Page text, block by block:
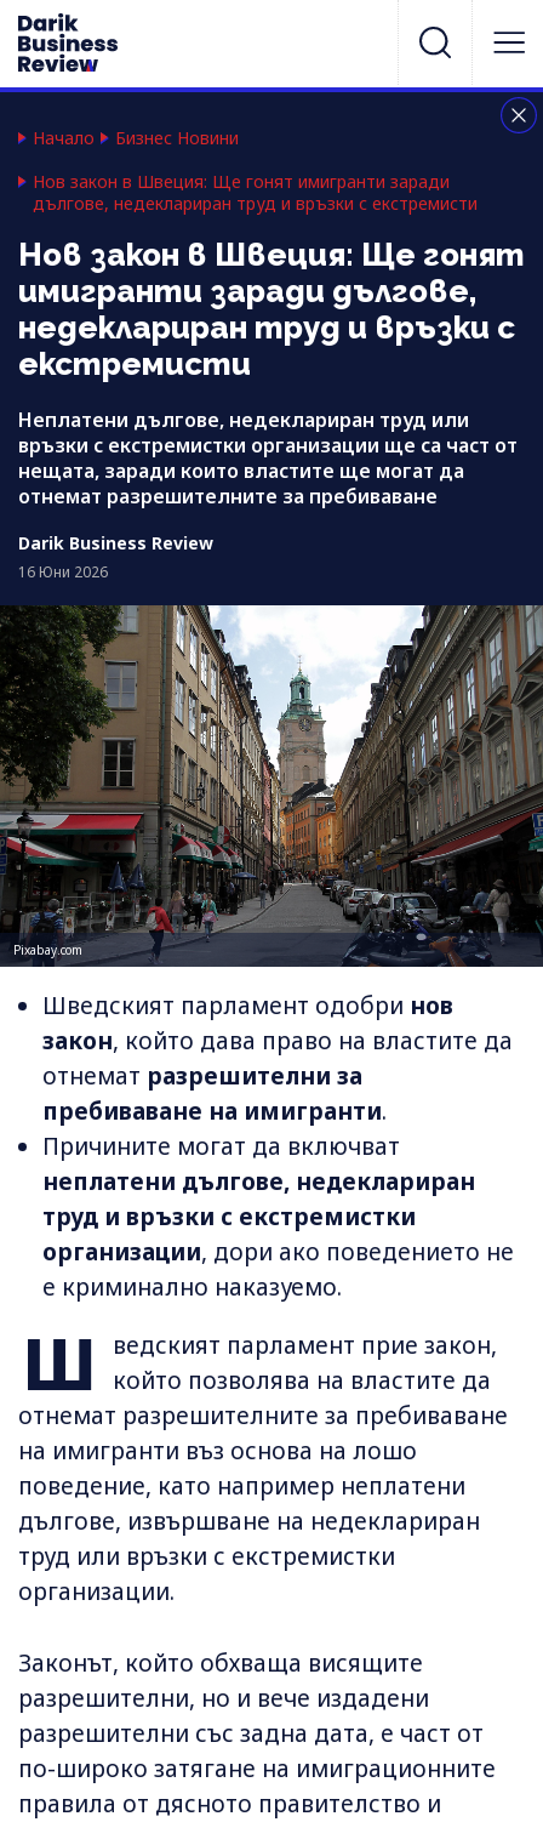
Начало
Бизнес Новини
Нов закон в Швеция: Ще гонят имигранти заради
дългове, недеклариран труд и връзки с екстремисти
Нов закон в Швеция: Ще гонят
имигранти заради дългове,
недеклариран труд и връзки с
екстремисти
Неплатени дългове, недеклариран труд или
връзки с екстремистки организации ще са част от
нещата, заради които властите ще могат да
отнемат разрешителните за пребиваване
Darik Business Review
16 Юни 2026
Pixabay.com
Шведският парламент одобри нов
закон, който дава право на властите да
отнемат разрешителни за
пребиваване на имигранти.
Причините могат да включват
неплатени дългове, недеклариран
труд и връзки с екстремистки
организации, дори ако поведението не
е криминално наказуемо.
Ш
ведският парламент прие закон,
който позволява на властите да
отнемат разрешителните за пребиваване
на имигранти въз основа на лошо
поведение, като например неплатени
дългове, извършване на недеклариран
труд или връзки с екстремистки
организации.
Законът, който обхваща висящите
разрешителни, но и вече издадени
разрешителни със задна дата, е част от
по-широко затягане на имиграционните
правила от дясното правителство и